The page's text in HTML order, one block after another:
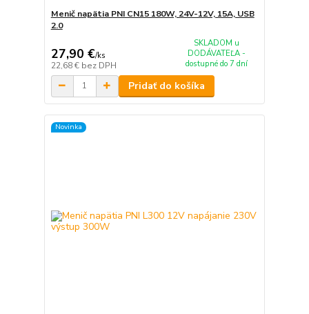
Menič napätia PNI CN15 180W, 24V-12V, 15A, USB
2.0
27,90 €/ks
22,68 € bez DPH
SKLADOM u
DODÁVATEĽA -
dostupné do 7 dní
Pridať do košíka
Novinka